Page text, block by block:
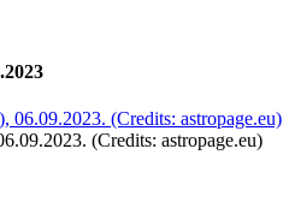
(Credits: astropage.eu)